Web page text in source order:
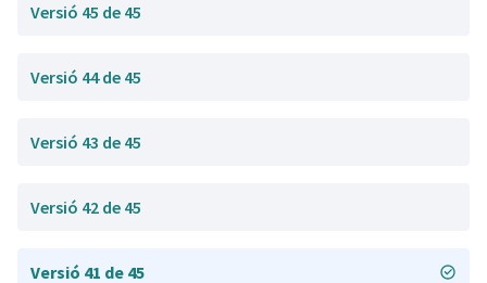
Versió 45 de 45
Versió 44 de 45
Versió 43 de 45
Versió 42 de 45
Versió 41 de 45